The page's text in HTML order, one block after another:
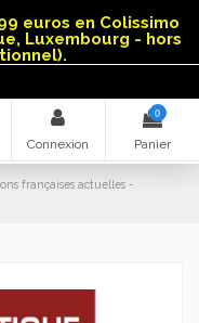
euros en Colissimo
Luxembourg - hors
Connexion
0
Panier
françaises actuelles -